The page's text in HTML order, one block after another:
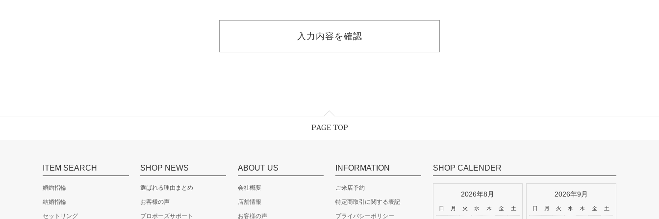
PAGE TOP
ITEM SEARCH
婚約指輪
結婚指輪
セットリング
SHOP NEWS
選ばれる理由まとめ
お客様の声
プロポーズサポート
ABOUT US
会社概要
店舗情報
お客様の声
INFORMATION
ご来店予約
特定商取引に関する表記
プライバシーポリシー
SHOP CALENDER
2026年8月
日 月 火 水 木 金 土
2026年9月
日 月 火 水 木 金 土